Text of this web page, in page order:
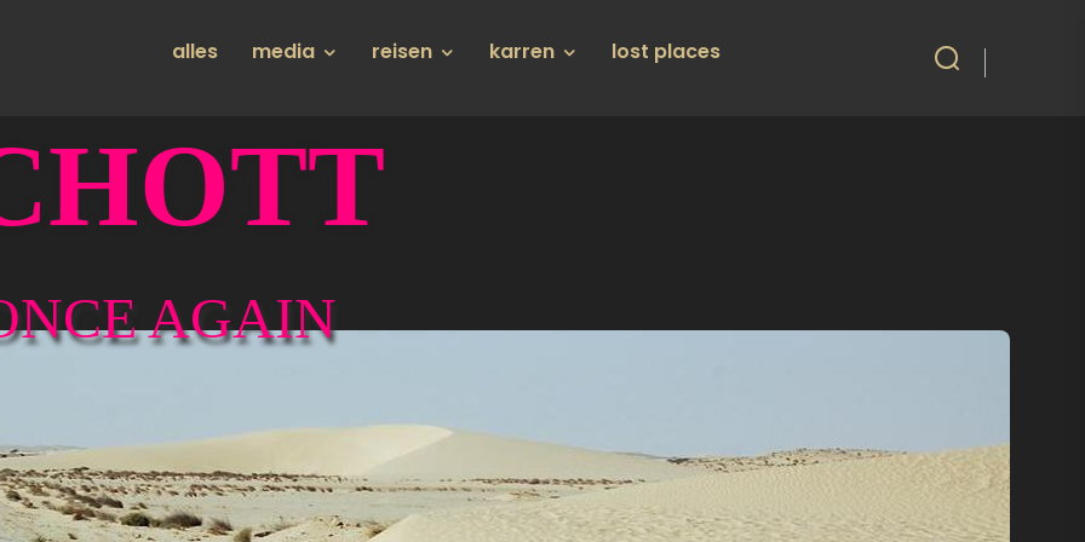
alles media reisen karren lost places
AGAIN